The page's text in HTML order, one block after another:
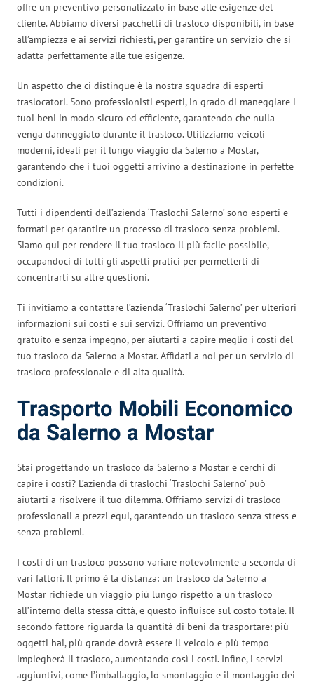
offre un preventivo personalizzato in base alle esigenze del
cliente. Abbiamo diversi pacchetti di trasloco disponibili, in base
all’ampiezza e ai servizi richiesti, per garantire un servizio che si
adatta perfettamente alle tue esigenze.
Un aspetto che ci distingue è la nostra squadra di esperti
traslocatori. Sono professionisti esperti, in grado di maneggiare i
tuoi beni in modo sicuro ed efficiente, garantendo che nulla
venga danneggiato durante il trasloco. Utilizziamo veicoli
moderni, ideali per il lungo viaggio da Salerno a Mostar,
garantendo che i tuoi oggetti arrivino a destinazione in perfette
condizioni.
Tutti i dipendenti dell’azienda ‘Traslochi Salerno’ sono esperti e
formati per garantire un processo di trasloco senza problemi.
Siamo qui per rendere il tuo trasloco il più facile possibile,
occupandoci di tutti gli aspetti pratici per permetterti di
concentrarti su altre questioni.
Ti invitiamo a contattare l’azienda ‘Traslochi Salerno’ per ulteriori
informazioni sui costi e sui servizi. Offriamo un preventivo
gratuito e senza impegno, per aiutarti a capire meglio i costi del
tuo trasloco da Salerno a Mostar. Affidati a noi per un servizio di
trasloco professionale e di alta qualità.
Trasporto Mobili Economico
da Salerno a Mostar
Stai progettando un trasloco da Salerno a Mostar e cerchi di
capire i costi? L’azienda di traslochi ‘Traslochi Salerno’ può
aiutarti a risolvere il tuo dilemma. Offriamo servizi di trasloco
professionali a prezzi equi, garantendo un trasloco senza stress e
senza problemi.
I costi di un trasloco possono variare notevolmente a seconda di
vari fattori. Il primo è la distanza: un trasloco da Salerno a
Mostar richiede un viaggio più lungo rispetto a un trasloco
all’interno della stessa città, e questo influisce sul costo totale. Il
secondo fattore riguarda la quantità di beni da trasportare: più
oggetti hai, più grande dovrà essere il veicolo e più tempo
impiegherà il trasloco, aumentando così i costi. Infine, i servizi
aggiuntivi, come l’imballaggio, lo smontaggio e il montaggio dei